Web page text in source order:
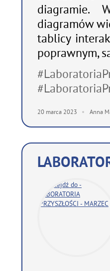
diagramie.
diagramów
tablicy
poprawnym,
20 marca 2023 Anna